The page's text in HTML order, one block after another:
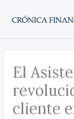
El
cliente